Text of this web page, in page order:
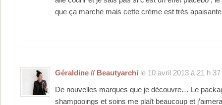
que ça marche mais cette crème est très
Géraldine // Beautyarchi le 10 avril 2013 à 21 h
De nouvelles marques que je découvre… Le
shampooings et soins me plaît beaucoup et